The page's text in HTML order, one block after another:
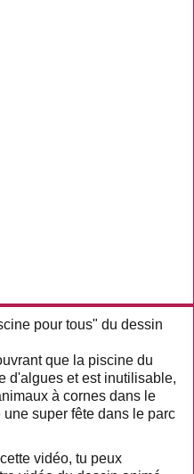
pour tous" du dessin
que la piscine du
d'algues et est inutilisable,
à cornes dans le
super fête dans le parc
vidéo, tu peux